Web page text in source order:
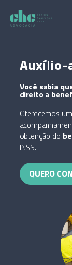
para
conteúdo
Auxílio-
Você sabia
direito a
Oferecemos
obtenção do
INSS.
QUERO